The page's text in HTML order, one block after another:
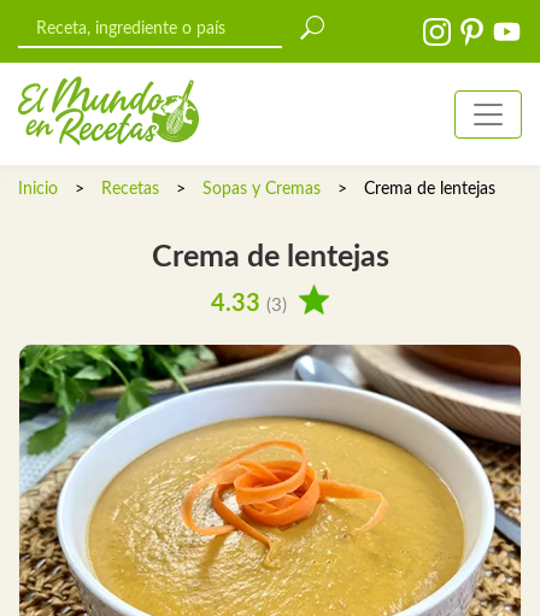
Inicio > Recetas > Sopas y Cremas > Crema de lentejas
Crema de lentejas
4.33 (3)